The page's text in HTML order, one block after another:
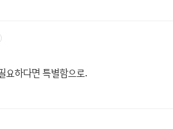
요하다면 특별함으로.